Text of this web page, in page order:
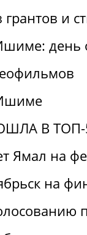
грантов и
день
В ТОП-
Ямал на
на